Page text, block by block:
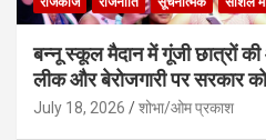
बन्नू स्कूल मैदान में गूंजी छात्रों
लीक और बेरोजगारी पर सरकार
July 18, 2026 शोभा/ओम प्रकाश